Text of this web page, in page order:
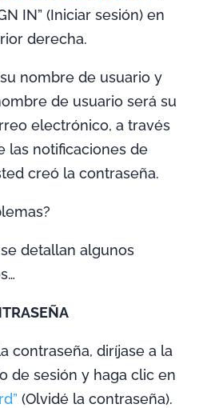
IN” (Iniciar sesión) en
derecha.
nombre de usuario y
de usuario será su
electrónico, a través
las notificaciones de
creó la contraseña.
detallan algunos
contraseña, diríjase a la
de sesión y haga clic en
(Olvidé la contraseña).